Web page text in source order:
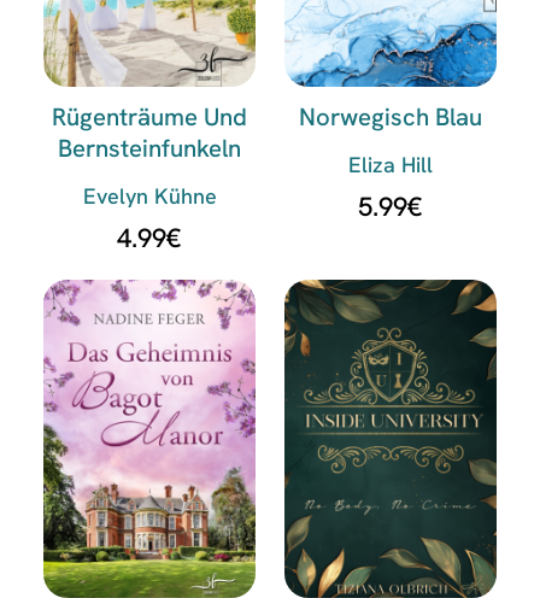
Rügenträume Und
Bernsteinfunkeln
Evelyn Kühne
4.99€
Norwegisch Blau
Eliza Hill
5.99€